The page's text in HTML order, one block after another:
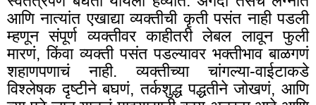
आणि नात्यांत एखाद्या व्यक्तीची कृती पसंत नाही पडली
म्हणून संपूर्ण व्यक्तीवर काहीतरी लेबल लावून फुली
मारणं, किंवा व्यक्ती पसंत पडल्यावर भक्तीभाव बाळगणं
शहाणपणाचं नाही. व्यक्तीच्या चांगल्या-वाईटाकडे
विश्लेषक दृष्टीने बघणं, तर्कशुद्ध पद्धतीने जोखणं, आणि